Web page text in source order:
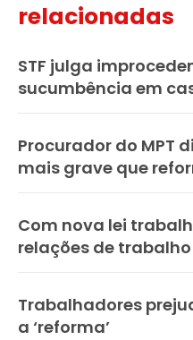
relacionadas
STF julga
sucumbência em
Procurador do MPT
mais grave que
Com nova lei
relações de
Trabalhadores
a ‘reforma’